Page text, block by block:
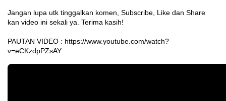
Jangan lupa utk tinggalkan komen, Subscribe, Like dan Share
kan video ini sekali ya. Terima kasih!
PAUTAN VIDEO : https://www.youtube.com/watch?
v=eCKzdpPZsAY